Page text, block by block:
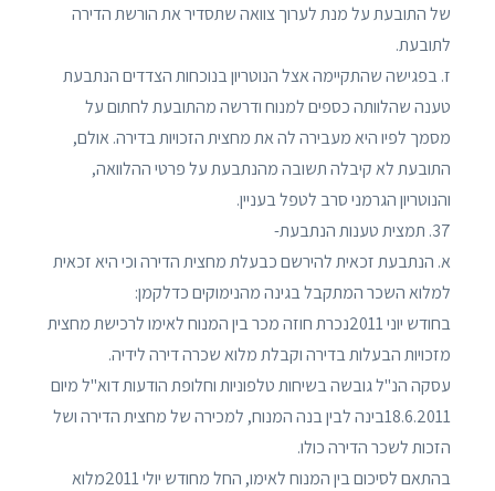
של התובעת על מנת לערוך צוואה שתסדיר את הורשת הדירה
לתובעת.
ז. בפגישה שהתקיימה אצל הנוטריון בנוכחות הצדדים הנתבעת
טענה שהלוותה כספים למנוח ודרשה מהתובעת לחתום על
מסמך לפיו היא מעבירה לה את מחצית הזכויות בדירה. אולם,
התובעת לא קיבלה תשובה מהנתבעת על פרטי ההלוואה,
והנוטריון הגרמני סרב לטפל בעניין.
37. תמצית טענות הנתבעת-
א. הנתבעת זכאית להירשם כבעלת מחצית הדירה וכי היא זכאית
למלוא השכר המתקבל בגינה מהנימוקים כדלקמן:
בחודש יוני 2011נכרת חוזה מכר בין המנוח לאימו לרכישת מחצית
מזכויות הבעלות בדירה וקבלת מלוא שכרה דירה לידיה.
עסקה הנ"ל גובשה בשיחות טלפוניות וחלופת הודעות דוא"ל מיום
18.6.2011בינה לבין בנה המנוח, למכירה של מחצית הדירה ושל
הזכות לשכר הדירה כולו.
בהתאם לסיכום בין המנוח לאימו, החל מחודש יולי 2011מלוא